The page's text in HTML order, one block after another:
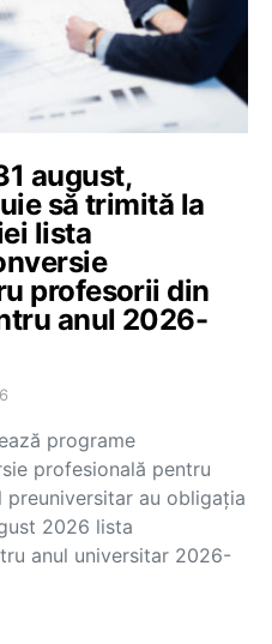
august,
să trimită la
lista
profesorii din
anul 2026-
programe
profesională pentru
au obligația
2026 lista
anul universitar 2026-